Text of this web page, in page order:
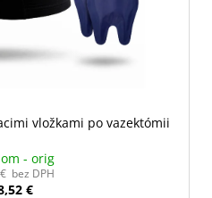
vložkami po vazektómii
- orig
bez DPH
€